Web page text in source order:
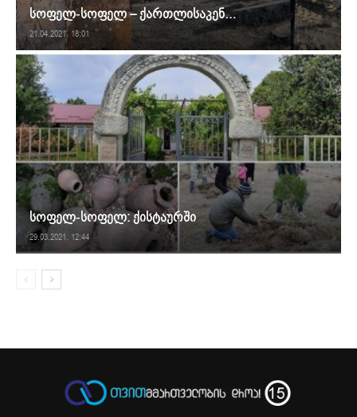
სოფელ-სოფელ – ქართლისაკენ…
21.04.2021. 18:01
სოფელ-სოფელ: ქისტაურში
29.03.2021. 12:44